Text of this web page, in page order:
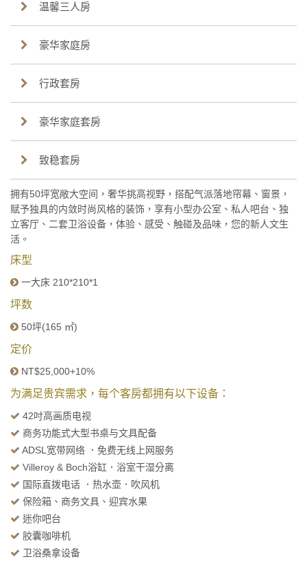
温馨三人房
豪华家庭房
行政套房
豪华家庭套房
致稳套房
拥有50坪宽敞大空间，奢华挑高视野，搭配气派落地帘幕、窗景，
赋予独具的内敛时尚风格的装饰，享有小型办公室、私人吧台、独
立客厅、二套卫浴设备，体验、感受、触碰及品味，您的新人文生
活。
床型
一大床 210*210*1
坪数
50坪(165 ㎡)
定价
NT$25,000+10%
为满足贵宾需求，每个客房都拥有以下设备：
42吋高画质电视
商务功能式大型书桌与文具配备
ADSL宽带网络 ．免费无线上网服务
Villeroy & Boch浴缸．浴室干湿分离
国际直拨电话 ．热水壶．吹风机
保险箱、商务文具、迎宾水果
迷你吧台
胶囊咖啡机
卫浴桑拿设备